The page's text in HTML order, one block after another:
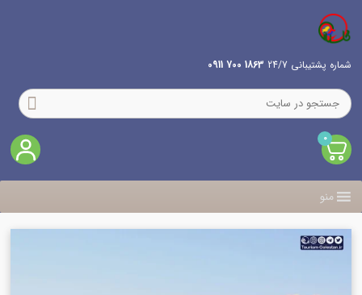
شماره پشتیبانی 24/7 1863 700 0911
0
منو